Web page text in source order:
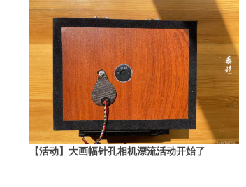
【活动】大画幅针孔相机漂流活动开始了